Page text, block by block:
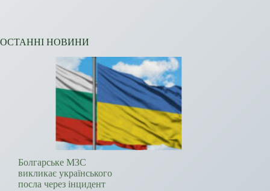
ОСТАННІ НОВИНИ
Болгарське МЗС
викликає українського
посла через інцидент